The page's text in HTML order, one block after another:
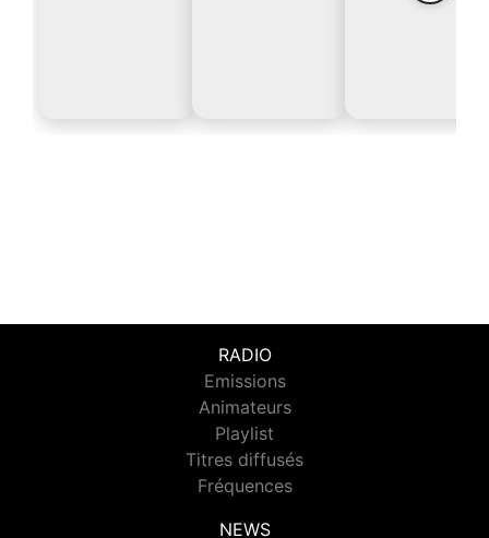
RADIO
Emissions
Animateurs
Playlist
Titres diffusés
Fréquences
NEWS